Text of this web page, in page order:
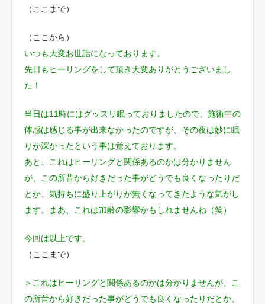
（ここまで）
（ここから）
いつも大変お世話になっております。
先日もヒーリングをして頂き大変ありがとうございまし
た！
当日は11時にはグッスリ眠っておりましたので、施術中の
体感は感じる事が出来なかったのですが、その夜は妙に眠
りが深かったという事は覚えております。
あと、これはヒーリングと関係あるのかは分かりません
が、この所昔から好きだった事がどうでも良くなったりだ
とか、気持ちに盛り上がりが無くなってきたような気がし
ます。まあ、これは加齢の影響かもしれませんね（笑）
今回は以上です。
（ここまで）
＞これはヒーリングと関係あるのかは分かりませんが、こ
の所昔から好きだった事がどうでも良くなったりだとか、